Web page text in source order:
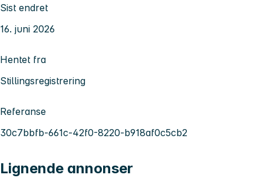
Sist endret
16. juni 2026
Hentet fra
Stillingsregistrering
Referanse
30c7bbfb-661c-42f0-8220-b918af0c5cb2
Lignende annonser